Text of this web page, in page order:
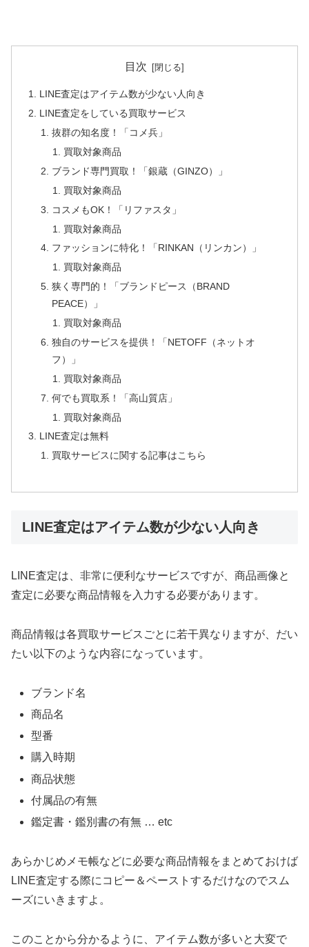
目次
LINE査定はアイテム数が少ない人向き
LINE査定をしている買取サービス
抜群の知名度！「コメ兵」
買取対象商品
ブランド専門買取！「銀蔵（GINZO）」
買取対象商品
コスメもOK！「リファスタ」
買取対象商品
ファッションに特化！「RINKAN（リンカン）」
買取対象商品
狭く専門的！「ブランドピース（BRAND
PEACE）」
買取対象商品
独自のサービスを提供！「NETOFF（ネットオ
フ）」
買取対象商品
何でも買取系！「高山質店」
買取対象商品
LINE査定は無料
買取サービスに関する記事はこちら
LINE査定はアイテム数が少ない人向き
LINE査定は、非常に便利なサービスですが、商品画像と
査定に必要な商品情報を入力する必要があります。
商品情報は各買取サービスごとに若干異なりますが、だい
たい以下のような内容になっています。
ブランド名
商品名
型番
購入時期
商品状態
付属品の有無
鑑定書・鑑別書の有無 … etc
あらかじめメモ帳などに必要な商品情報をまとめておけば
LINE査定する際にコピー＆ペーストするだけなのでスム
ーズにいきますよ。
このことから分かるように、アイテム数が多いと大変で